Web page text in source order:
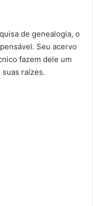
de genealogia, o
Seu acervo
fazem dele um
raízes.